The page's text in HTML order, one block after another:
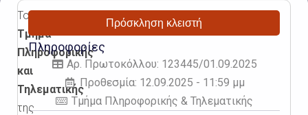
Το
Τμήμα
Πληροφορικής
και
Τηλεματικής
της
Πρόσκληση κλειστή
Πληροφορίες
Αρ. Πρωτοκόλλου: 123445/01.09.2025
Προθεσμία: 12.09.2025 - 11:59 μμ
Τμήμα Πληροφορικής & Τηλεματικής